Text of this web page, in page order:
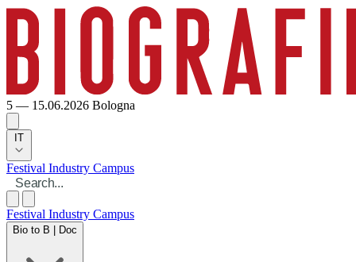
5 — 15.06.2026 Bologna
IT
Festival Industry Campus
Festival Industry Campus
Bio to B | Doc